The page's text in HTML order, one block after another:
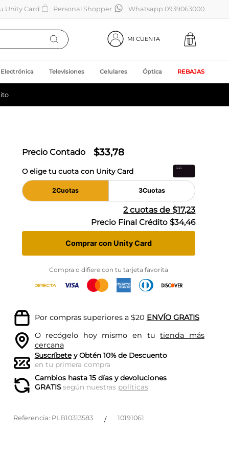
Unity Card Personal Shopper Whatsapp 0939063000
MI CUENTA
Electrónica Televisiones Celulares Óptica REBAJAS
Precio Contado $33,78
O elige tu cuota con Unity Card
2Cuotas 3Cuotas
2cuotas de $17,23
Precio Final Crédito $34,46
Comprar con Unity Card
Compra o difiere con tu tarjeta favorita
Por compras superiores a $20 ENVÍO GRATIS
O recógelo hoy mismo en tutienda más
cercana
Suscríbetey Obtén 10% de Descuento
en tu primera compra
Cambios hasta 15 días y devoluciones
GRATISsegún nuestras políticas
Referencia: PLB10313583 / 10191061